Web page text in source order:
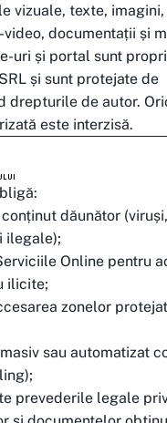
vizuale, texte, imagini,
documentații și
uri și portal sunt
și sunt protejate de
drepturile de autor.
este interzisă.
dăunător (viruși,
ilegale);
Online pentru
ilicite;
zonelor
sau automatizat
prevederile legale